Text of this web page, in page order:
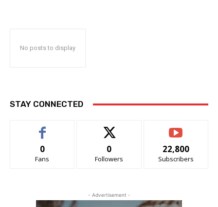
No posts to display
STAY CONNECTED
0
Fans
0
Followers
22,800
Subscribers
- Advertisement -